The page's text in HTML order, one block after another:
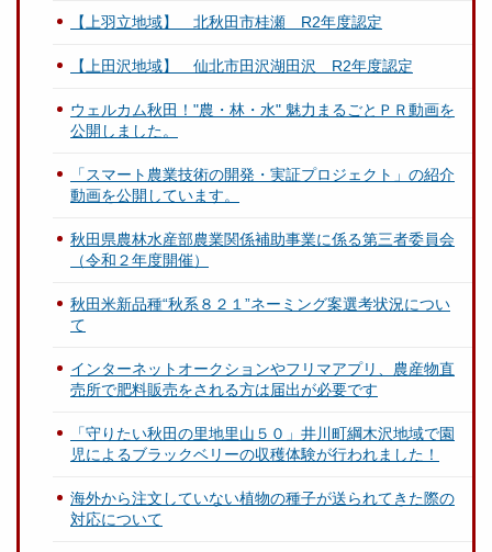
【上羽立地域】 北秋田市桂瀬 R2年度認定
【上田沢地域】 仙北市田沢湖田沢 R2年度認定
ウェルカム秋田！"農・林・水" 魅力まるごとＰＲ動画を
公開しました。
「スマート農業技術の開発・実証プロジェクト」の紹介
動画を公開しています。
秋田県農林水産部農業関係補助事業に係る第三者委員会
（令和２年度開催）
秋田米新品種“秋系８２１”ネーミング案選考状況につい
て
インターネットオークションやフリマアプリ、農産物直
売所で肥料販売をされる方は届出が必要です
「守りたい秋田の里地里山５０」井川町綱木沢地域で園
児によるブラックベリーの収穫体験が行われました！
海外から注文していない植物の種子が送られてきた際の
対応について